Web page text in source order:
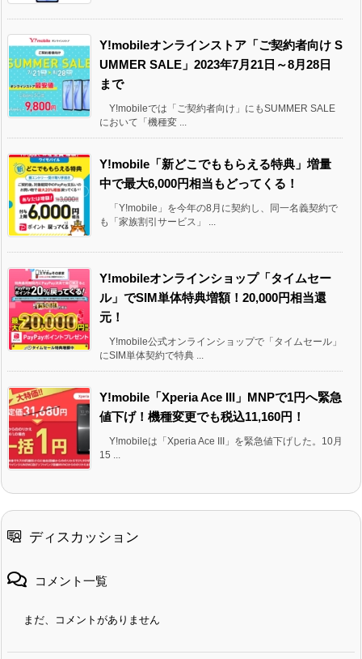
Y!mobileオンラインストア「ご契約者向け S
UMMER SALE」2023年7月21日～8月28日
まで
Y!mobileでは「ご契約者向け」にもSUMMER SALE
において「機種変 ...
Y!mobile「新どこでももらえる特典」増量
中で最大6,000円相当もどってくる！
「Y!mobile」を今年の8月に契約し、同一名義契約で
も「家族割引サービス」 ...
Y!mobileオンラインショップ「タイムセー
ル」でSIM単体特典増額！20,000円相当還
元！
Y!mobile公式オンラインショップで「タイムセール」
にSIM単体契約で特典 ...
Y!mobile「Xperia Ace III」MNPで1円へ緊急
値下げ！機種変更でも税込11,160円！
Y!mobileは「Xperia Ace III」を緊急値下げした。10月
15 ...
ディスカッション
コメント一覧
まだ、コメントがありません